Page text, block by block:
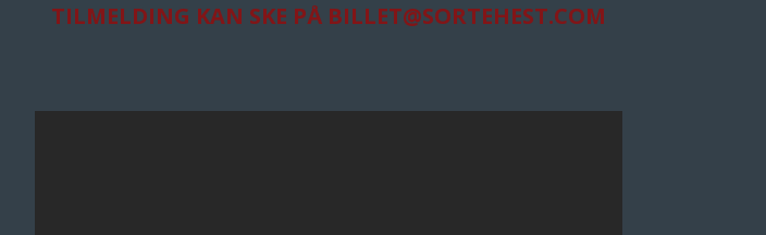
TILMELDING KAN SKE PÅ BILLET@SORTEHEST.COM